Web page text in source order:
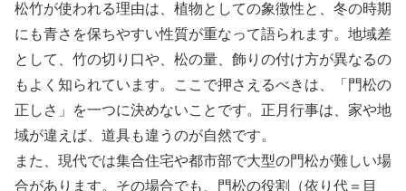
松竹が使われる理由は、植物としての象徴性と、冬の時期
にも青さを保ちやすい性質が重なって語られます。地域差
として、竹の切り口や、松の量、飾りの付け方が異なるの
もよく知られています。ここで押さえるべきは、「門松の
正しさ」を一つに決めないことです。正月行事は、家や地
域が違えば、道具も違うのが自然です。
また、現代では集合住宅や都市部で大型の門松が難しい場
合があります。その場合でも、門松の役割（依り代＝目